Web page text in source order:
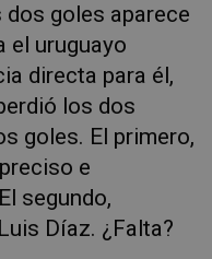
dos goles aparece
el uruguayo
directa para él,
los dos
goles. El primero,
e
segundo,
Díaz. ¿Falta?